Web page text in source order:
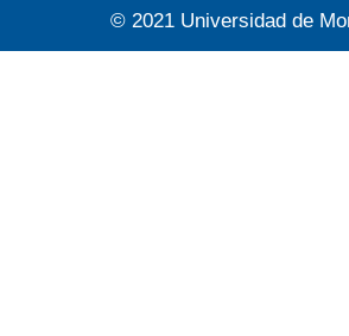
© 2021 Universidad de